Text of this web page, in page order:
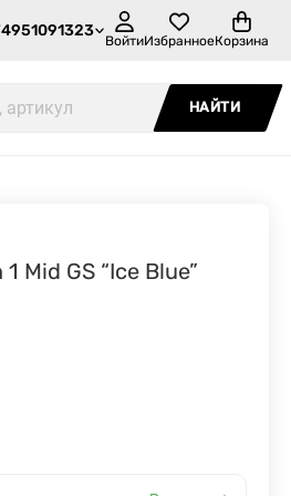
ВойтиИзбранноеКорзина
НАЙТИ
Mid GS “Ice Blue”